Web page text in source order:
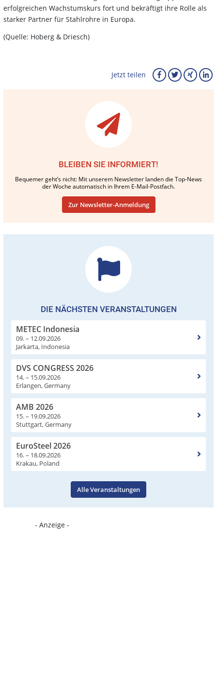
erfolgreichen Wachstumskurs fort und bekräftigt ihre Rolle als
starker Partner für Stahlrohre in Europa.
(Quelle: Hoberg & Driesch)
Jetzt teilen
BLEIBEN SIE INFORMIERT!
Bequemer geht’s nicht: Mit unserem Newsletter landen die Top-News
der Woche automatisch in Ihrem E-Mail-Postfach.
Zur Newsletter-Anmeldung
DIE NÄCHSTEN VERANSTALTUNGEN
METEC Indonesia
09. – 12.09.2026
Jarkarta, Indonesia
DVS CONGRESS 2026
14. – 15.09.2026
Erlangen, Germany
AMB 2026
15. – 19.09.2026
Stuttgart, Germany
EuroSteel 2026
16. – 18.09.2026
Krakau, Poland
Alle Veranstaltungen
- Anzeige -